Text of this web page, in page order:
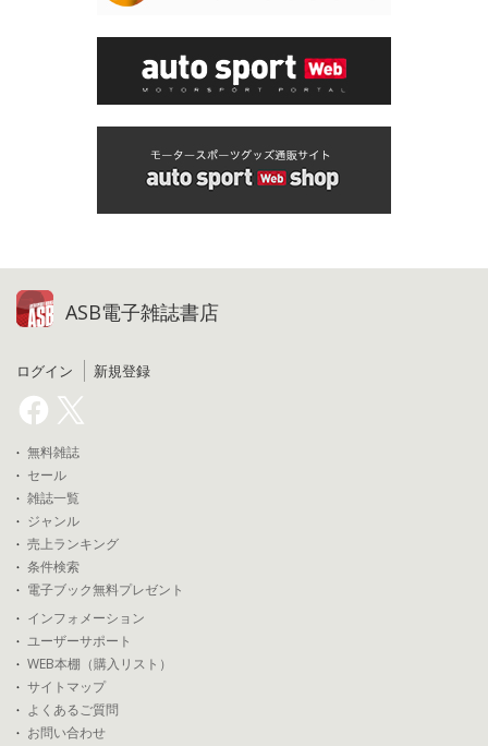
ASB電子雑誌書店
ログイン 新規登録
無料雑誌
セール
雑誌一覧
ジャンル
売上ランキング
条件検索
電子ブック無料プレゼント
インフォメーション
ユーザーサポート
WEB本棚（購入リスト）
サイトマップ
よくあるご質問
お問い合わせ